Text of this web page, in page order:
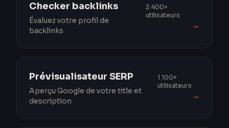
Checker backlinks
Évaluez votre profil de
backlinks
2 400+
utilisateurs
→
Prévisualisateur SERP
Aperçu Google de votre title et
description
1 100+
utilisateurs
→